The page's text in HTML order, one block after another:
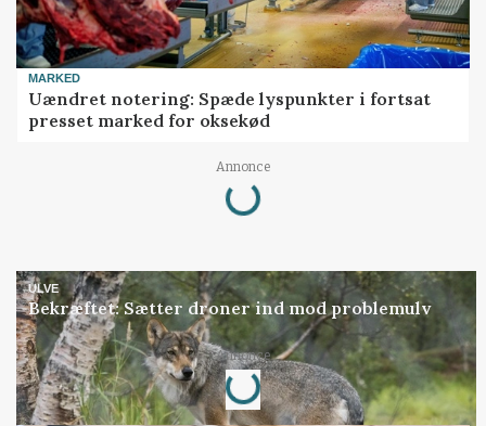
MARKED
Uændret notering: Spæde lyspunkter i fortsat
presset marked for oksekød
Annonce
Loading...
ULVE
Bekræftet: Sætter droner ind mod problemulv
Annonce
Loading...